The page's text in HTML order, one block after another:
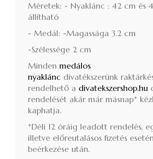
Méretek: - Nyaklánc : 42 cm és
állítható
- Medál: -Magassága 3.2 cm
-Szélessége 2 cm
Minden medálos
nyaklánc divatékszerünk
rendelhető a divatekszershop.hu
rendelését akár már másnap*
kaphatja.
*Déli 12 óráig leadott rendelés,
illetve előreutalásos fizetés
beérkezése után.